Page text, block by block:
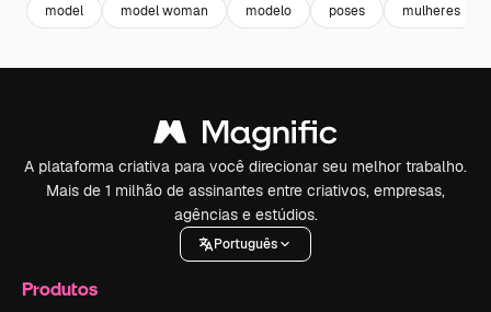
model model woman modelo poses mulheres
A plataforma criativa para você direcionar seu melhor trabalho.
Mais de 1 milhão de assinantes entre criativos, empresas,
agências e estúdios.
Português
Produtos